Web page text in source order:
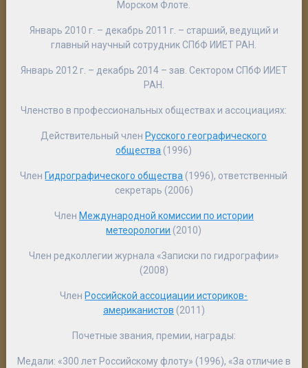
Морском Флоте.
Январь 2010 г. – декабрь 2011 г. – старший, ведущий и
главный научный сотрудник СПбФ ИИЕТ РАН.
Январь 2012 г. – декабрь 2014 – зав. Сектором СПбФ ИИЕТ
РАН.
Членство в профессиональных обществах и ассоциациях:
Действительный член Русского географического
общества (1996)
Член Гидрографического общества (1996), ответственный
секретарь (2006)
Член Международной комиссии по истории
метеорологии (2010)
Член редколлегии журнала «Записки по гидрографии»
(2008)
Член Российской ассоциации историков-
американистов (2011)
Почетные звания, премии, награды:
Медали: «300 лет Российскому флоту» (1996), «За отличие в